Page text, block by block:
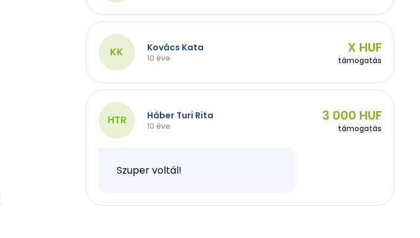
KK Kovács Kata
10 éve
X HUF
támogatás
HTR Háber Turi Rita
10 éve
3 000 HUF
támogatás
Szuper voltál!